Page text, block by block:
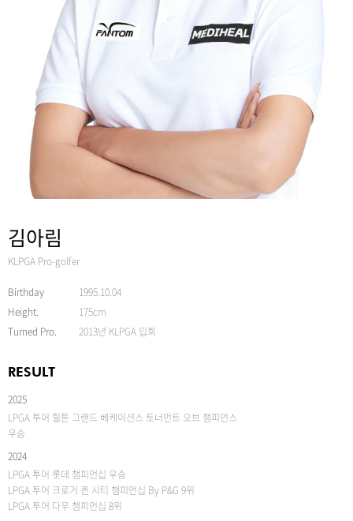
김아림
KLPGA Pro-golfer
Birthday
1995.10.04
Height.
175cm
Turned Pro.
2013년 KLPGA 입회
RESULT
2025
LPGA 투어 힐튼 그랜드 베케이션스 토너먼트 오브 챔피언스
우승
2024
LPGA 투어 롯데 챔피언십 우승
LPGA 투어 크로거 퀸 시티 챔피언십 By P&G 9위
LPGA 투어 다우 챔피언십 8위